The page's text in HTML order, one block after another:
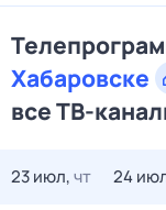
Хабаровске
все ТВ-
23 июл,чт 24